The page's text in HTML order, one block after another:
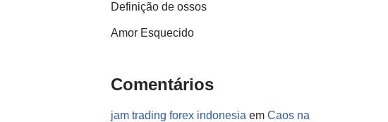
Definição de ossos
Amor Esquecido
Comentários
jam trading forex indonesia em Caos na